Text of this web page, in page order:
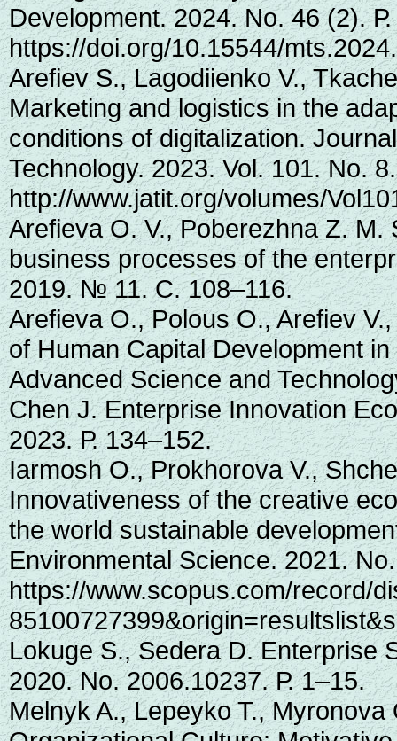
Development. 2024. No. 46 (2).
https://doi.org/10.15544/
Arefiev S., Lagodiienko V.,
Marketing and logistics in the
conditions of digitalization.
Technology. 2023. Vol. 101. No.
http://www.jatit.org/volumes/
Arefieva O. V., Poberezhna Z.
business processes of the
2019. № 11. С. 108–116.
Arefieva O., Polous O., Arefiev
of Human Capital Development
Advanced Science and
Chen J. Enterprise Innovation
2023. Р. 134–152.
Iarmosh O., Prokhorova V.,
Innovativeness of the creative
the world sustainable
Environmental Science. 2021.
https://www.scopus.com/record/
Lokuge S., Sedera D. Enterprise
2020. No. 2006.10237. Р. 1–15.
Melnyk A., Lepeyko T.,